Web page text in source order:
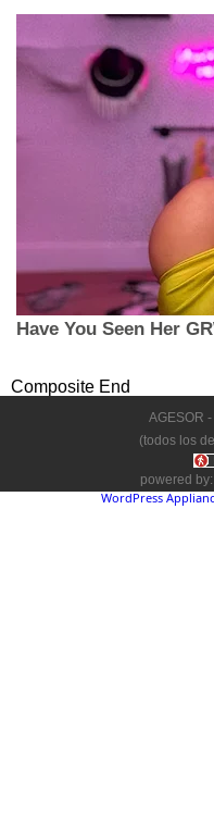
Composite End
AGESOR
(todos los
powered by:
WordPress